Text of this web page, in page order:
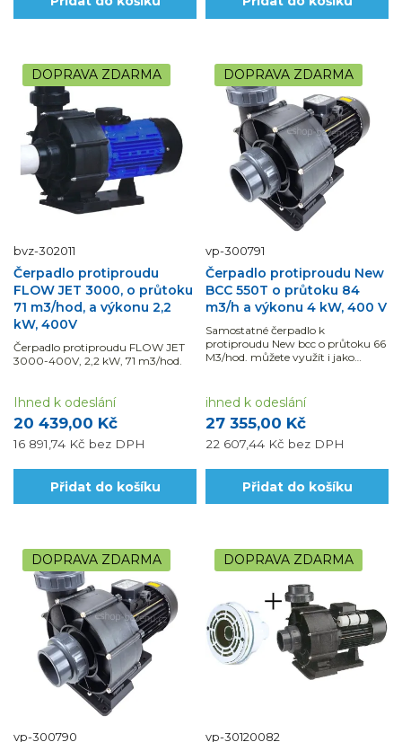
DOPRAVA ZDARMA
bvz-302011
Čerpadlo protiproudu
FLOW JET 3000, o průtoku
71 m3/hod, a výkonu 2,2
kW, 400V
Čerpadlo protiproudu FLOW JET
3000-400V, 2,2 kW, 71 m3/hod.
20 439,00 Kč
16 891,74 Kč bez DPH
Ihned k odeslání
Přidat do košíku
DOPRAVA ZDARMA
vp-300791
Čerpadlo protiproudu New
BCC 550T o průtoku 84
m3/h a výkonu 4 kW, 400 V
Samostatné čerpadlo k
protiproudu New bcc o průtoku 66
M3/hod. můžete využít i jako
27 355,00 Kč
22 607,44 Kč bez DPH
ihned k odeslání
Přidat do košíku
DOPRAVA ZDARMA
vp-300790
DOPRAVA ZDARMA
vp-30120082